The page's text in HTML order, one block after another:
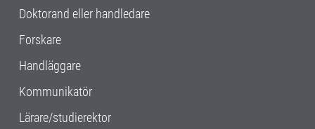
Doktorand eller handledare
Forskare
Handläggare
Kommunikatör
Lärare/studierektor